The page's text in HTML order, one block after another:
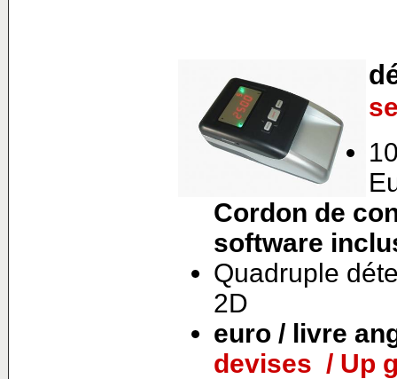
Cordon de
software
Quadruple
2D
euro / livre
devises / Up